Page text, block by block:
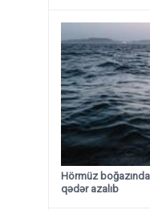
Hörmüz
qədər azalıb